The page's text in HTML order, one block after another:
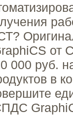
от
000 руб.
в